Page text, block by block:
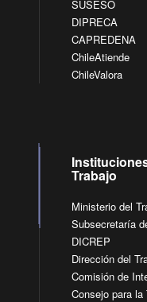
SUSESO
DIPRECA
CAPREDENA
ChileAtiende
ChileValora
Trabajo
Ministerio del
Subsecretaría
DICREP
Dirección del
Comisión de
Consejo para la